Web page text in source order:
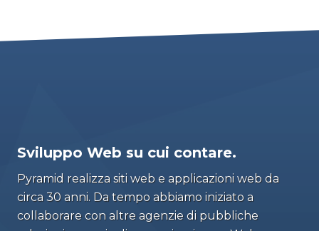
Sviluppo Web su cui contare.
Pyramid realizza siti web e applicazioni web da
circa 30 anni. Da tempo abbiamo iniziato a
collaborare con altre agenzie di pubbliche